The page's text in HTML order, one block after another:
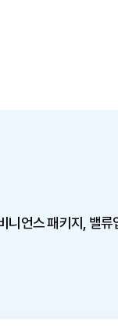
니언스 패키지, 밸류